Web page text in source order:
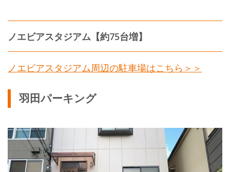
ノエビアスタジアム【約75台増】
ノエビアスタジアム周辺の駐車場はこちら＞＞
羽田パーキング